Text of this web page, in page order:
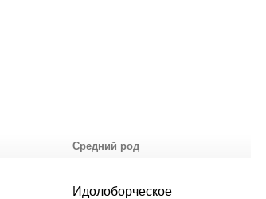
Средний род
Идолоборческое